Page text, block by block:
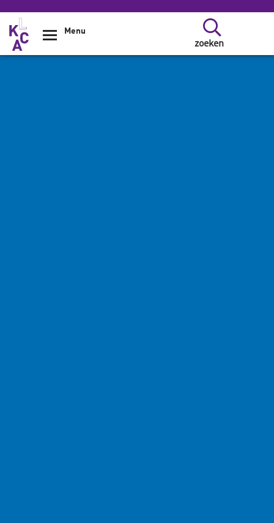
Overslaan en naar de inhoud gaan
zoeken
Menu